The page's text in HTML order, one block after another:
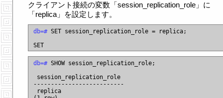
クライアント接続の変数「session_replication_role」に
「replica」を設定します。
db=# SET session_replication_role = replica;
db=# SHOW session_replication_role;
session_replication_role
--------------------------
replica